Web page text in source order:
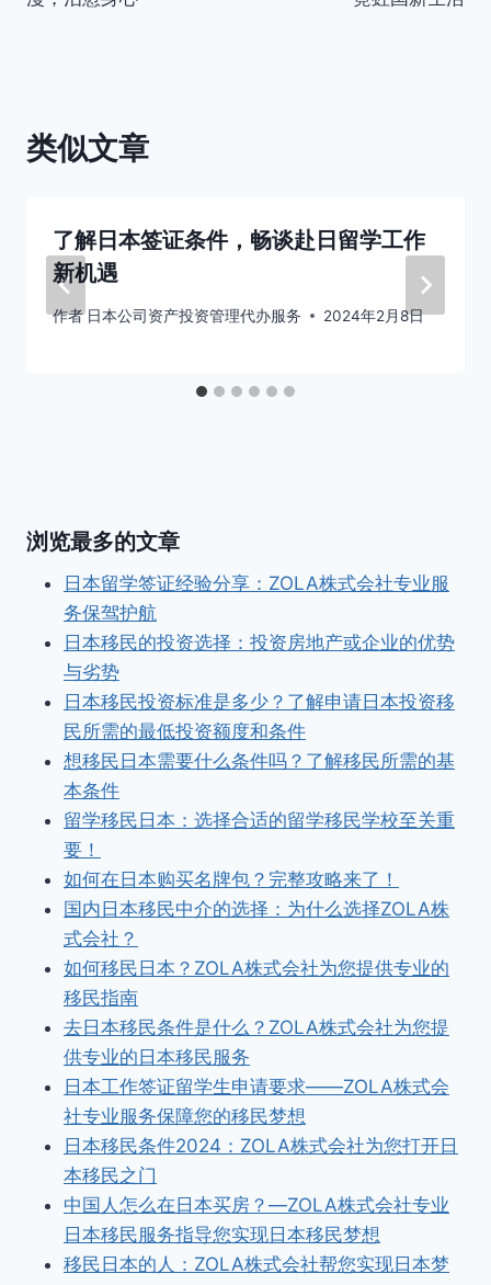
类似文章
了解日本签证条件，畅谈赴日留学工作
新机遇
作者 日本公司资产投资管理代办服务 2024年2月8日
浏览最多的文章
日本留学签证经验分享：ZOLA株式会社专业服
务保驾护航
日本移民的投资选择：投资房地产或企业的优势
与劣势
日本移民投资标准是多少？了解申请日本投资移
民所需的最低投资额度和条件
想移民日本需要什么条件吗？了解移民所需的基
本条件
留学移民日本：选择合适的留学移民学校至关重
要！
如何在日本购买名牌包？完整攻略来了！
国内日本移民中介的选择：为什么选择ZOLA株
式会社？
如何移民日本？ZOLA株式会社为您提供专业的
移民指南
去日本移民条件是什么？ZOLA株式会社为您提
供专业的日本移民服务
日本工作签证留学生申请要求——ZOLA株式会
社专业服务保障您的移民梦想
日本移民条件2024：ZOLA株式会社为您打开日
本移民之门
中国人怎么在日本买房？—ZOLA株式会社专业
日本移民服务指导您实现日本移民梦想
移民日本的人：ZOLA株式会社帮您实现日本梦